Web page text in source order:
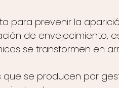
para prevenir la
de envejecimiento,
se transformen en
que se producen por